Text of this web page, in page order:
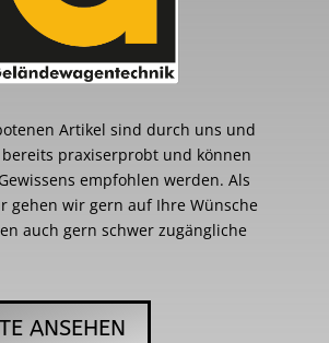
Artikel sind durch uns und
praxiserprobt und können
empfohlen werden. Als
gehen wir gern auf Ihre Wünsche
auch gern schwer zugängliche
ANSEHEN